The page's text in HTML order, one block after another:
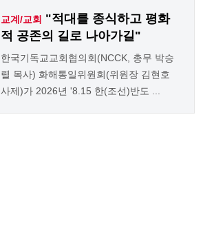
교계/교회 "적대를 종식하고 평화
적 공존의 길로 나아가길"
한국기독교교회협의회(NCCK, 총무 박승
렬 목사) 화해통일위원회(위원장 김현호
사제)가 2026년 '8.15 한(조선)반도 ...